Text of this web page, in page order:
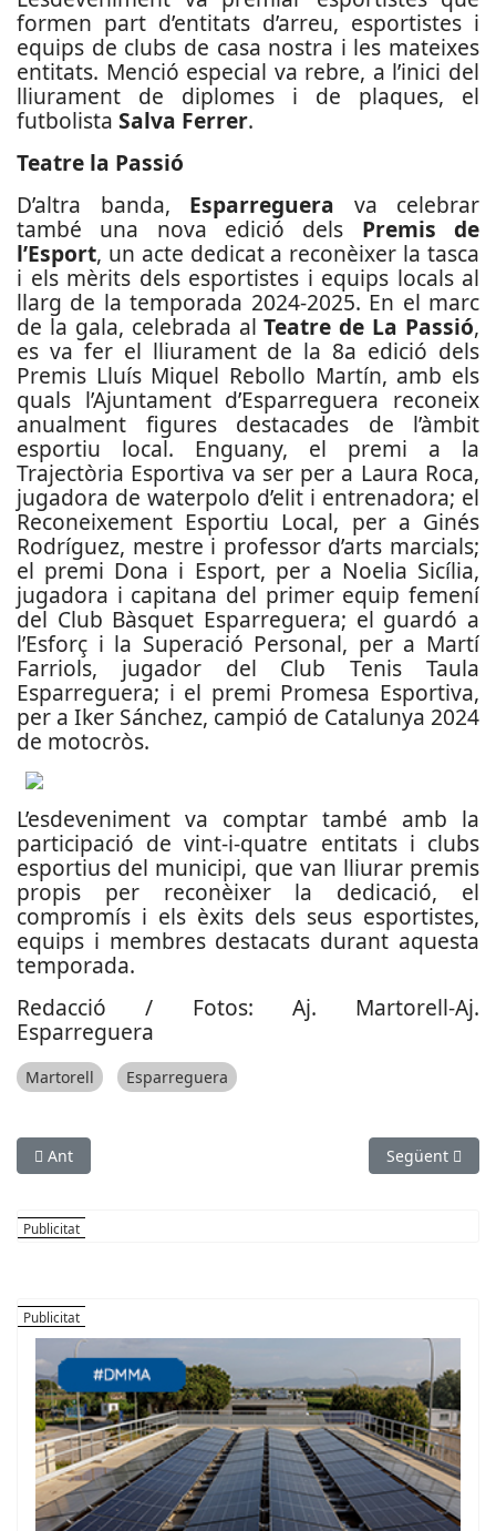
formen part d’entitats d’arreu, esportistes i
equips de clubs de casa nostra i les mateixes
entitats. Menció especial va rebre, a l’inici del
lliurament de diplomes i de plaques, el
futbolista Salva Ferrer.
Teatre la Passió
D’altra banda, Esparreguera va celebrar
també una nova edició dels Premis de
l’Esport, un acte dedicat a reconèixer la tasca
i els mèrits dels esportistes i equips locals al
llarg de la temporada 2024-2025. En el marc
de la gala, celebrada alTeatre de La Passió,
es va fer el lliurament de la 8a edició dels
Premis Lluís Miquel Rebollo Martín, amb els
quals l’Ajuntament d’Esparreguera reconeix
anualment figures destacades de l’àmbit
esportiu local. Enguany, el premi a la
Trajectòria Esportiva va ser per a Laura Roca,
jugadora de waterpolo d’elit i entrenadora; el
Reconeixement Esportiu Local, per a Ginés
Rodríguez, mestre i professor d’arts marcials;
el premi Dona i Esport, per a Noelia Sicília,
jugadora i capitana del primer equip femení
del Club Bàsquet Esparreguera; el guardó a
l’Esforç i la Superació Personal, per a Martí
Farriols, jugador del Club Tenis Taula
Esparreguera; i el premi Promesa Esportiva,
per a Iker Sánchez, campió de Catalunya 2024
de motocròs.
L’esdeveniment va comptar també amb la
participació de vint-i-quatre entitats i clubs
esportius del municipi, que van lliurar premis
propis per reconèixer la dedicació, el
compromís i els èxits dels seus esportistes,
equips i membres destacats durant aquesta
temporada.
Redacció / Fotos: Aj. Martorell-Aj.
Esparreguera
Martorell Esparreguera
Article anterior: La cornellanenca Maria Cintas es proclama
Ant Article
Següent